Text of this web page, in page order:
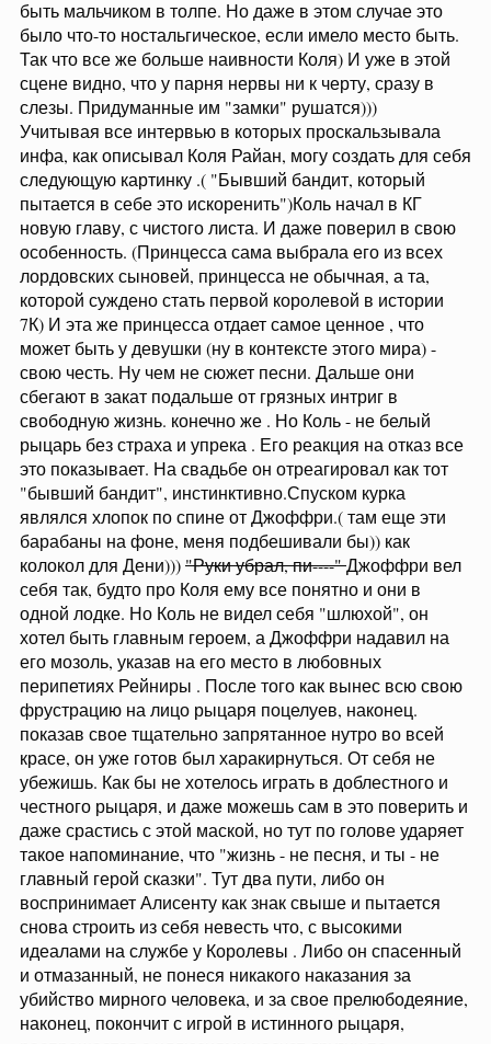
быть мальчиком в толпе. Но даже в этом случае это
было что-то ностальгическое, если имело место быть.
Так что все же больше наивности Коля) И уже в этой
сцене видно, что у парня нервы ни к черту, сразу в
слезы. Придуманные им "замки" рушатся)))
Учитывая все интервью в которых проскальзывала
инфа, как описывал Коля Райан, могу создать для себя
следующую картинку .( "Бывший бандит, который
пытается в себе это искоренить")Коль начал в КГ
новую главу, с чистого листа. И даже поверил в свою
особенность. (Принцесса сама выбрала его из всех
лордовских сыновей, принцесса не обычная, а та,
которой суждено стать первой королевой в истории
7К) И эта же принцесса отдает самое ценное , что
может быть у девушки (ну в контексте этого мира) -
свою честь. Ну чем не сюжет песни. Дальше они
сбегают в закат подальше от грязных интриг в
свободную жизнь. конечно же . Но Коль - не белый
рыцарь без страха и упрека . Его реакция на отказ все
это показывает. На свадьбе он отреагировал как тот
"бывший бандит", инстинктивно.Спуском курка
являлся хлопок по спине от Джоффри.( там еще эти
барабаны на фоне, меня подбешивали бы)) как
колокол для Дени)))"Руки убрал, пи----"Джоффри вел
себя так, будто про Коля ему все понятно и они в
одной лодке. Но Коль не видел себя "шлюхой", он
хотел быть главным героем, а Джоффри надавил на
его мозоль, указав на его место в любовных
перипетиях Рейниры . После того как вынес всю свою
фрустрацию на лицо рыцаря поцелуев, наконец.
показав свое тщательно запрятанное нутро во всей
красе, он уже готов был харакирнуться. От себя не
убежишь. Как бы не хотелось играть в доблестного и
честного рыцаря, и даже можешь сам в это поверить и
даже срастись с этой маской, но тут по голове ударяет
такое напоминание, что "жизнь - не песня, и ты - не
главный герой сказки". Тут два пути, либо он
воспринимает Алисенту как знак свыше и пытается
снова строить из себя невесть что, с высокими
идеалами на службе у Королевы . Либо он спасенный
и отмазанный, не понеся никакого наказания за
убийство мирного человека, и за свое прелюбодеяние,
наконец, покончит с игрой в истинного рыцаря,